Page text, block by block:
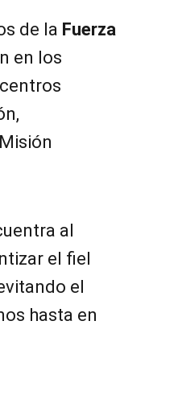
de la Fuerza
en los
al
el fiel
el
hasta en